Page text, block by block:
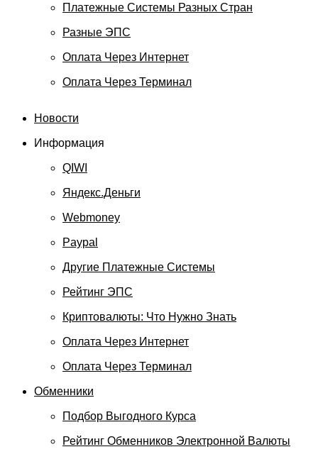
Платежные Системы Разных Стран
Разные ЭПС
Оплата Через Интернет
Оплата Через Терминал
Новости
Информация
QIWI
Яндекс.Деньги
Webmoney
Paypal
Другие Платежные Системы
Рейтинг ЭПС
Криптовалюты: Что Нужно Знать
Оплата Через Интернет
Оплата Через Терминал
Обменники
Подбор Выгодного Курса
Рейтинг Обменников Электронной Валюты